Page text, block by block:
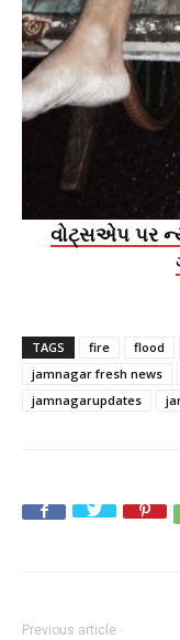
વોટ્સએપ પર
TAGS fire flood
jamnagar fresh news
jamnagarupdates
Previous article